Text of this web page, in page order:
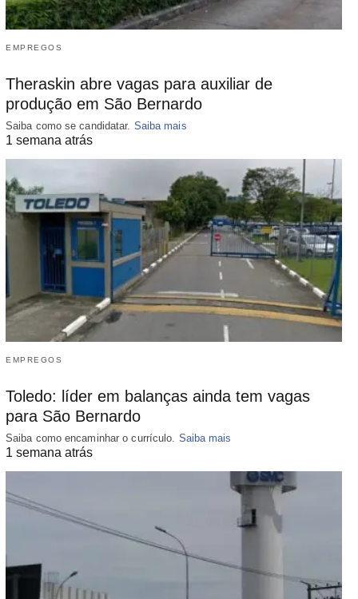
EMPREGOS
Theraskin abre vagas para auxiliar de
produção em São Bernardo
Saiba como se candidatar. Saiba mais
1 semana atrás
EMPREGOS
Toledo: líder em balanças ainda tem vagas
para São Bernardo
Saiba como encaminhar o currículo. Saiba mais
1 semana atrás